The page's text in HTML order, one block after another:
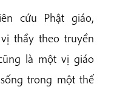
cứu Phật giáo,
thầy theo truyền
là một vị giáo
trong một thế